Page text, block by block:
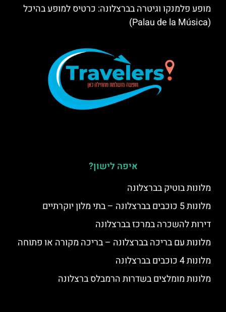
מופע פלמנקו וגיטרה בברצלונה: כרטיס למופע בהיכל
(Palau de la Música)
איפה לישון?
מלונות בוטיק בברצלונה
מלונות 5 כוכבים בברצלונה – בתי מלון יוקרתיים
דירות להשכרה במרכז בברצלונה
מלונות עם בריכה בברצלונה – בריכה מקורה או פתוחה
מלונות 4 כוכבים בברצלונה
מלונות מומלצים בשדרות הרמבלס ברצלונה